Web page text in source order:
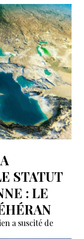
STATUT
: LE
a suscité de